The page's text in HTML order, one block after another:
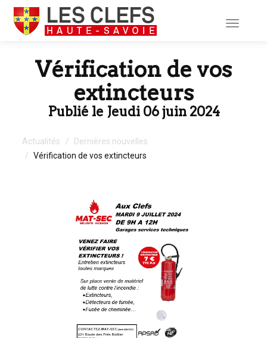
Toggle
Vérification de vos
extincteurs
Publié le Jeudi 06 juin 2024
Actualités
Dernières nouvelles
Vérification de vos extincteurs